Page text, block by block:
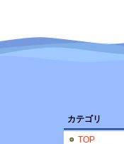
カテゴリ
TOP